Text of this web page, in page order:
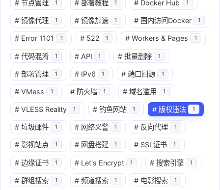
# 节点管理 1 # 部署教程 1 # Docker Hub 1
# 镜像代理 1 # 镜像加速 1 # 国内访问Docker 1
# Error 1101 1 # 522 1 # Workers & Pages 1
# 代码混淆 1 # API 1 # 批量删除 1
# 部署管理 1 # IPv6 1 # 端口回源 1
# VMess 1 # 防火墙 1 # 域名滥用 1
# VLESS Reality 1 # 钓鱼网站 1 # 版权违法 1
# 垃圾邮件 1 # 网络义警 1 # 反向代理 1
# 影视站点 1 # 网盘搭建 1 # SSL证书 1
# 边缘证书 1 # Let's Encrypt 1 # 搜索引擎 1
# 群组搜索 1 # 频道搜索 1 # 电影搜索 1